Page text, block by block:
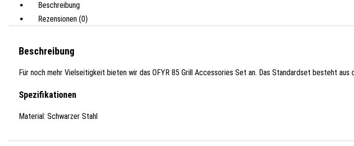
Beschreibung
Rezensionen (0)
Beschreibung
Für noch mehr Vielseitigkeit bieten wir das OFYR 85 Grill Accessories Set an. Das Standardset besteht
Spezifikationen
Material: Schwarzer Stahl